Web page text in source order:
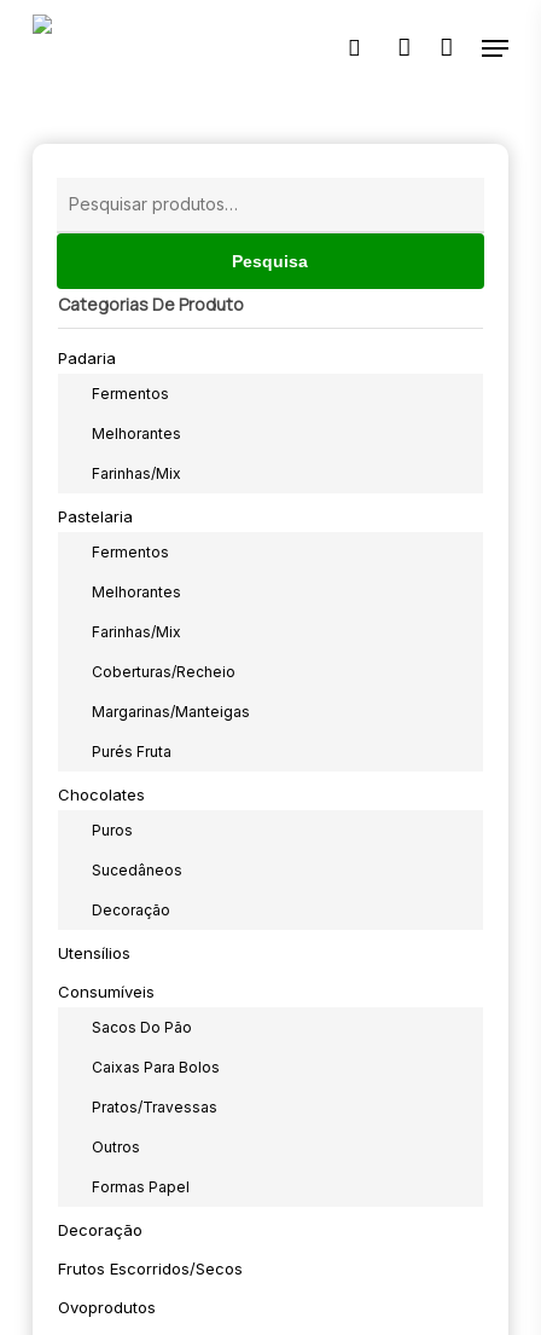
Skip
🔍
pesquisaraccount
Menu
Pesquisa
Categorias De Produto
Padaria
Fermentos
Melhorantes
Farinhas/mix
Pastelaria
Fermentos
Melhorantes
Farinhas/mix
Coberturas/Recheio
Margarinas/manteigas
Purés Fruta
Chocolates
Puros
Sucedâneos
Decoração
Utensílios
Consumíveis
Sacos Do Pão
Caixas Para Bolos
Pratos/travessas
Outros
Formas Papel
Decoração
Frutos Escorridos/secos
Ovoprodutos